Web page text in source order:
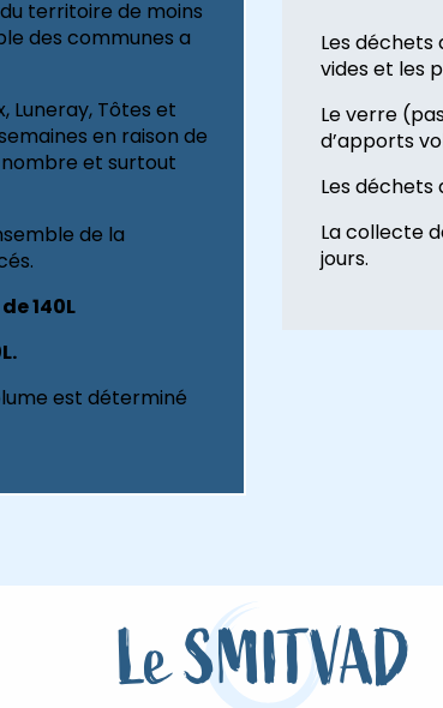
territoire de moins
des communes a
Luneray, Tôtes et
en raison de
et surtout
de la
140L
est déterminé
Les déchets
vides et les
Le verre
d’apports
Les déchets
La collecte
jours.
Le SMITVAD